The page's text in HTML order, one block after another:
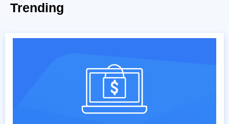
Trending